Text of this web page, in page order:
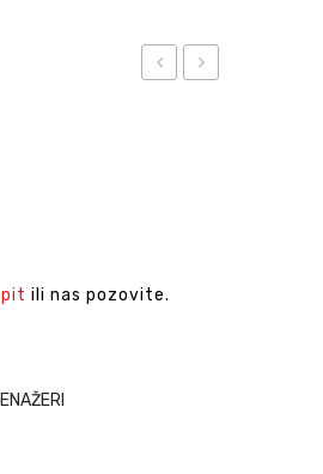
ili nas pozovite.